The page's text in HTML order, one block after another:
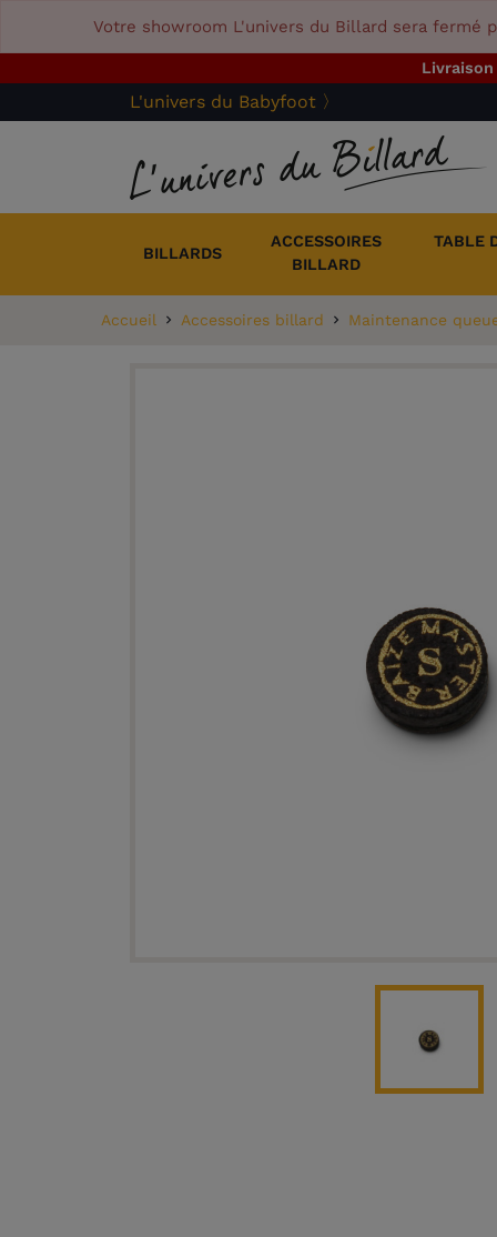
Votre showroom L'univers du Billard sera fermé
L'univers du Babyfoot 〉
BILLARDS
ACCESSOIRES
BILLARD
TABLE
Accueil Accessoires billard Maintenance